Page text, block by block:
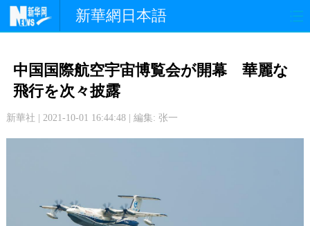
新華網日本語
文 化
中日交流 国 際
中国国際航空宇宙博覧会が開幕 華麗な
飛行を次々披露
新華社 | 2021-10-01 16:44:48 | 編集: 张一